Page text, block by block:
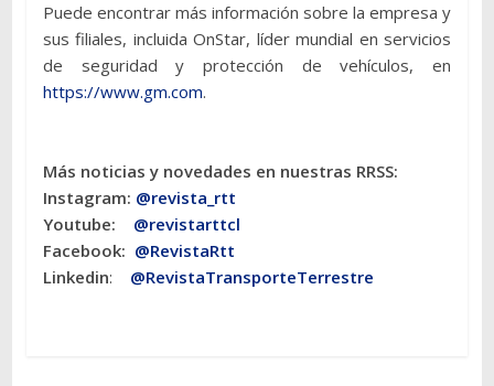
Puede encontrar más información sobre la empresa y
sus filiales, incluida OnStar, líder mundial en servicios
de seguridad y protección de vehículos, en
https://www.gm.com.
Más noticias y novedades en nuestras RRSS:
Instagram: @revista_rtt
Youtube: @revistarttcl
Facebook: @RevistaRtt
Linkedin: @RevistaTransporteTerrestre